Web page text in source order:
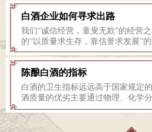
和自己的工艺特色，赋予了铧子白
酒体醇厚，回味悠长，饮后不上头
度化的质量要求。 由于酿酒原料
各有特色，酒的香气特征各有千秋
多。 按新的国家标准，将蒸馏酒
白酒的定义是：以曲类、酒母为
(糖质)原料，经蒸煮、糖化、发酵、
而成的各类白酒。 其它蒸馏酒
物、薯类、葡萄及其它水果为原料
成的、高度（含酒精18~40%）酒.按
兰地、威士忌、俄得克和其它蒸馏
要介绍白酒种类。现代将白酒分为
白酒企业如何寻求出路
我们“诚信经营，童叟无欺”的经营
的“以质量求生存，靠信誉求发展”
升白酒的品质价值，首先要坚持品
捷可靠的品质判断依据，使消费者
可查。我们须有决心、有勇气去打
生产与质量的内涵真实呈现给消费
而不是出于利益目的而蒙蔽、误导
心酿造，使白酒质量与风味不断适
群奉献优美的饮酒体验，确保白酒
品质价值是白酒的立足之本、发展
陈酿白酒的指标
白酒的卫生指标远远高于国家规
酒质量的优劣主要通过物理、化学
判定，正确的反映出酒的色、香、
官鉴定。白酒的感官质量包括色、
通过眼、鼻、舌三方面的形象来判